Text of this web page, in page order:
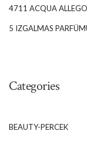
4711 ACQUA
5 IZGALMAS
Categories
BEAUTY-PERCEK